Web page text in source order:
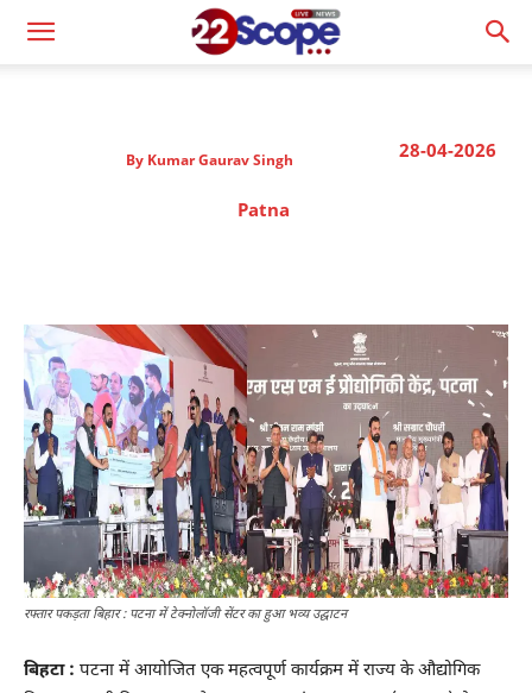
28-04-2026
By Kumar Gaurav Singh
Patna
रफ्तार पकड़ता बिहार : पटना में टेक्नोलॉजी सेंटर का हुआ भव्य उद्घाटन
बिहटा : पटना में आयोजित एक महत्वपूर्ण कार्यक्रम में राज्य के औद्योगिक